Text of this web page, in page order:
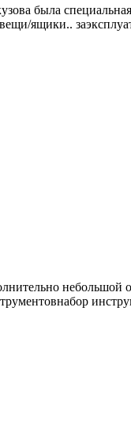
была
ящики..
небольшой